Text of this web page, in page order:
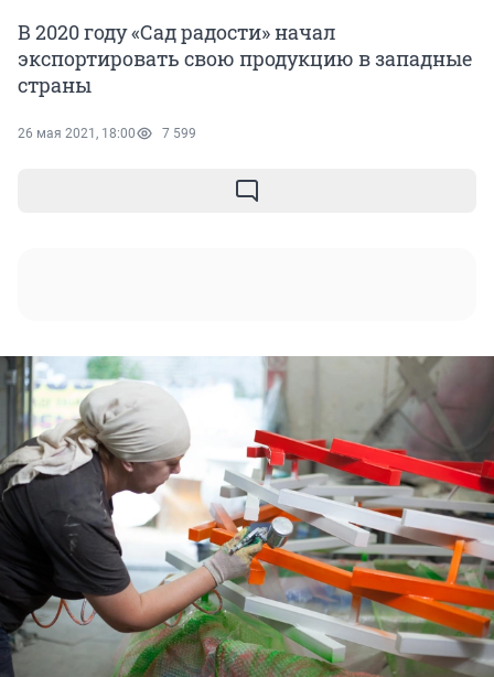
В 2020 году «Сад радости» начал
экспортировать свою продукцию в западные
страны
26 мая 2021, 18:00 7 599